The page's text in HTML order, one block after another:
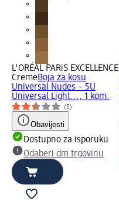
L'ORÉAL PARiS EXCELLENCE
CremeBoja za kosu
Universal Nudes – 5U
Universal Light..., 1 kom.
(5)
Obavijesti
Dostupno za isporuku
Odaberi dm trgovinu